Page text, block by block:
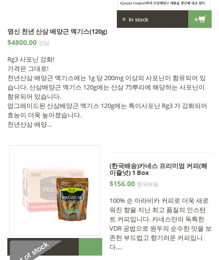
+
• In stock
영신 천년 산삼 배양근 엑기스(120g)
$4800.00 산삼
Rg3 사포닌 강화!
가격은 그대로!
천년산삼 배양근 엑기스에는 1g 당 200mg 이상의 사포닌이 함유되어 있
습니다. 산삼배양근 엑기스 120g에는 산삼 75뿌리에 해당하는 사포닌이
함유되어 있습니다.
업그레이드된 산삼배양근 엑기스 120g에는 특이사포닌 Rg3 가 강화되어
효능이 더욱 높아졌습니다.
천년산삼 배양...
Out of stock
(한국배송)카네스 프리미엄 커피(헤
이즐넛) 1 Box
$156.00 한국배송
100% 순 아라비카 커피로 더욱 새로
워진 향을 지닌 최고 품질의 인스턴
트 커피입니다. 카네스만의 독특한
VDR 공법으로 원두의 순수한 맛을 보
존한 부드럽고 향기러운 커피입니
다....